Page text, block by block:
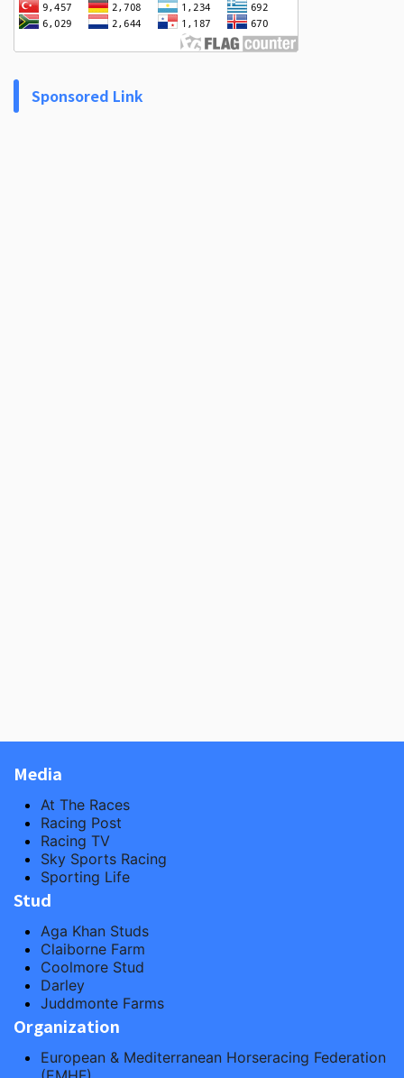
Sponsored Link
Media
At The Races
Racing Post
Racing TV
Sky Sports Racing
Sporting Life
Stud
Aga Khan Studs
Claiborne Farm
Coolmore Stud
Darley
Juddmonte Farms
Organization
European & Mediterranean Horseracing Federation